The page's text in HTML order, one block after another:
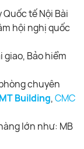
tế Nội Bài
hội nghị quốc
giao, Bảo hiểm
chuyên
Building,CMC
lớn như: MB